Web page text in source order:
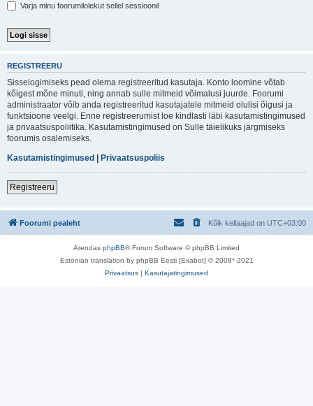
Varja minu foorumilolekut sellel sessioonil
REGISTREERU
Sisselogimiseks pead olema registreeritud kasutaja. Konto loomine võtab
kõigest mõne minuti, ning annab sulle mitmeid võimalusi juurde. Foorumi
administraator võib anda registreeritud kasutajatele mitmeid olulisi õigusi ja
funktsioone veelgi. Enne registreerumist loe kindlasti läbi kasutamistingimused
ja privaatsuspoliitika. Kasutamistingimused on Sulle täielikuks järgmiseks
foorumis osalemiseks.
Kasutamistingimused | Privaatsuspoliis
Registreeru
Foorumi pealeht Kõik kellaajad on UTC+03:00
Arendas phpBB® Forum Software © phpBB Limited
Estonian translation by phpBB Eesti [Exabot] © 2008*-2021
Privaatsus | Kasutajatingimused